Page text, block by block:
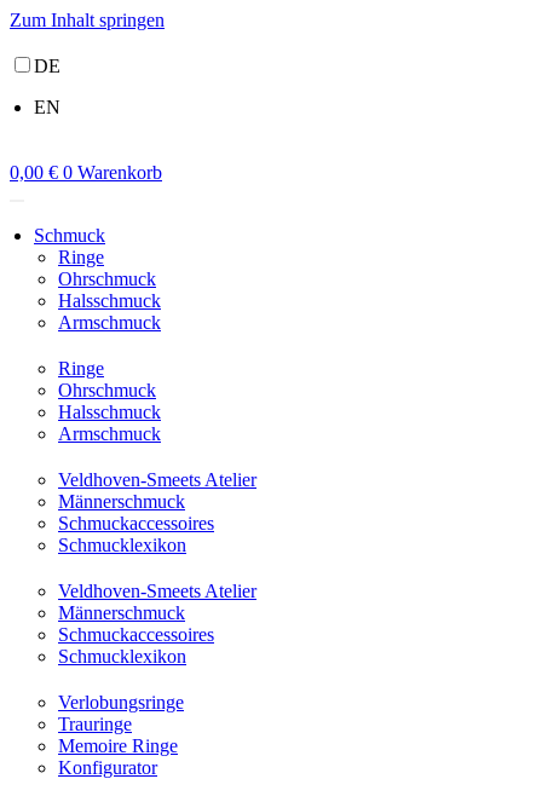
Zum Inhalt springen
DE
EN
0,00 € 0 Warenkorb
Schmuck
Ringe
Ohrschmuck
Halsschmuck
Armschmuck
Ringe
Ohrschmuck
Halsschmuck
Armschmuck
Veldhoven-Smeets Atelier
Männerschmuck
Schmuckaccessoires
Schmucklexikon
Veldhoven-Smeets Atelier
Männerschmuck
Schmuckaccessoires
Schmucklexikon
Verlobungsringe
Trauringe
Memoire Ringe
Konfigurator